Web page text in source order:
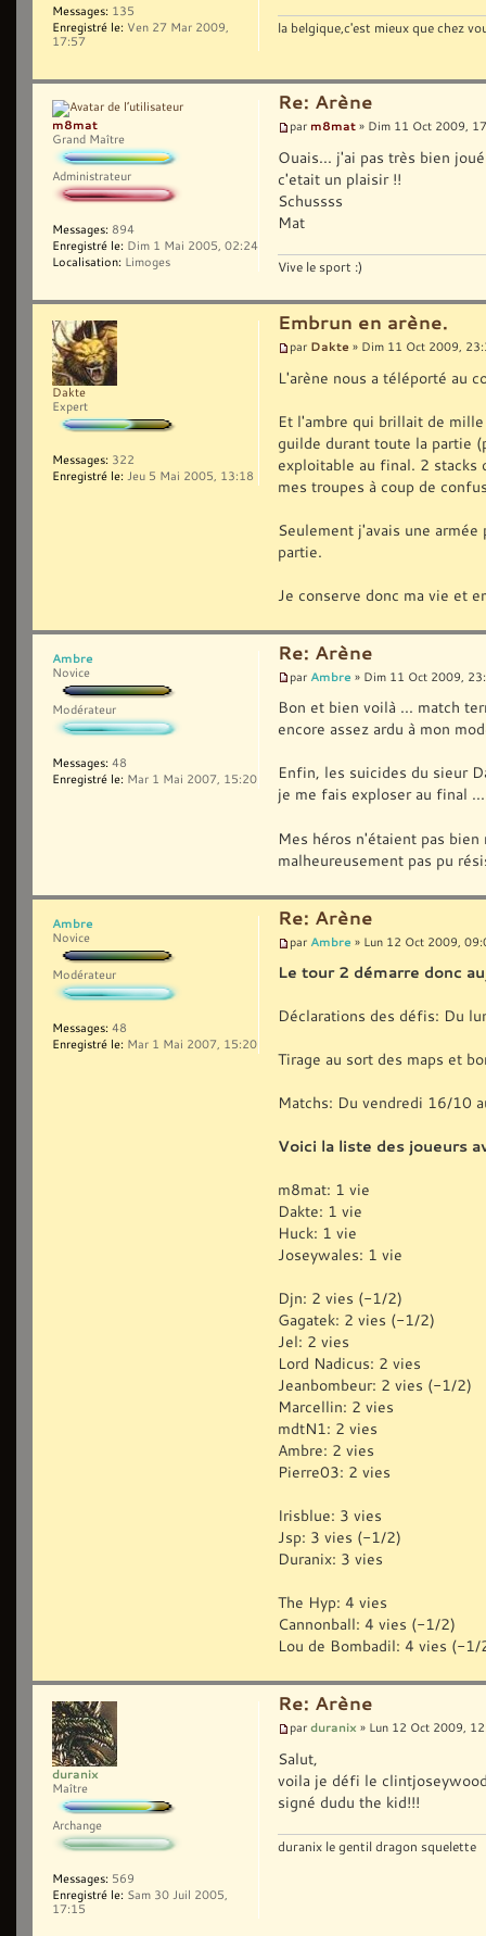
la belgique,c'est mieux que chez
Messages: 135
Enregistré le: Ven 27 Mar 2009,
17:57
Re: Arène
par m8mat » Dim 11 Oct 2009,
Ouais... j'ai pas très bien
c'etait un plaisir !!
Schussss
Mat
Vive le sport :)
m8mat
Grand Maître
Administrateur
Messages: 894
Enregistré le: Dim 1 Mai 2005, 02:24
Localisation: Limoges
Embrun en arène.
par Dakte » Dim 11 Oct 2009,
L'arène nous a téléporté au
Et l'ambre qui brillait de
guilde durant toute la partie
exploitable au final. 2
mes troupes à coup de
Seulement j'avais une
partie.
Je conserve donc ma vie et
Dakte
Expert
Messages: 322
Enregistré le: Jeu 5 Mai 2005, 13:18
Re: Arène
par Ambre » Dim 11 Oct 2009,
Bon et bien voilà ... match
encore assez ardu à mon
Enfin, les suicides du sieur
je me fais exploser au final
Mes héros n'étaient pas
malheureusement pas pu
Ambre
Novice
Modérateur
Messages: 48
Enregistré le: Mar 1 Mai 2007, 15:20
Re: Arène
par Ambre » Lun 12 Oct 2009,
Le tour 2 démarre donc
Déclarations des défis: Du
Tirage au sort des maps et
Matchs: Du vendredi 16/10
Voici la liste des joueurs
m8mat: 1 vie
Dakte: 1 vie
Huck: 1 vie
Joseywales: 1 vie
Djn: 2 vies (-1/2)
Gagatek: 2 vies (-1/2)
Jel: 2 vies
Lord Nadicus: 2 vies
Jeanbombeur: 2 vies (-1/2)
Marcellin: 2 vies
mdtN1: 2 vies
Ambre: 2 vies
Pierre03: 2 vies
Irisblue: 3 vies
Jsp: 3 vies (-1/2)
Duranix: 3 vies
The Hyp: 4 vies
Cannonball: 4 vies (-1/2)
Lou de Bombadil: 4 vies (-1/
Ambre
Novice
Modérateur
Messages: 48
Enregistré le: Mar 1 Mai 2007, 15:20
Re: Arène
par duranix » Lun 12 Oct 2009,
Salut,
voila je défi le
signé dudu the kid!!!
duranix le gentil dragon squelette
duranix
Maître
Archange
Messages: 569
Enregistré le: Sam 30 Juil 2005,
17:15